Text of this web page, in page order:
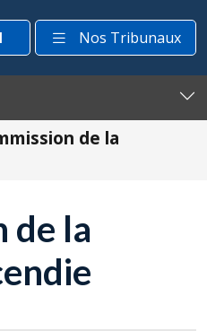
Nos Tribunaux
de la
de la